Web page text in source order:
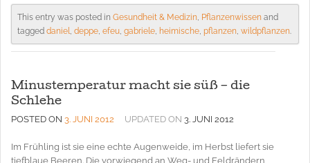
This entry was posted in Gesundheit & Medizin, Pflanzenwissen and
tagged daniel, deppe, efeu, gabriele, heimische, pflanzen, wildpflanzen.
Minustemperatur macht sie süß – die
Schlehe
POSTED ON 3. JUNI 2012 UPDATED ON 3. JUNI 2012
Im Frühling ist sie eine echte Augenweide, im Herbst liefert sie
tiefblaue Beeren. Die vorwiegend an Weg- und Feldrändern